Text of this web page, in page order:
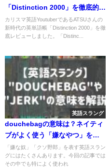
「Distinction 2000」を徹底的に
レビューしてみた。
カリスマ英語YoutuberであるATSUさんの
新時代の英単語帳「Distinction 2000」を徹
底レビューしました。「Distinc...
英語スラング
douchebagの意味は？ネイティ
ブがよく使う「嫌なやつ」を表
す英語
「嫌な奴」「クソ野郎」を表す英語スラン
グにはたくさんあります。今回の記事では
その中でも特によく使われ